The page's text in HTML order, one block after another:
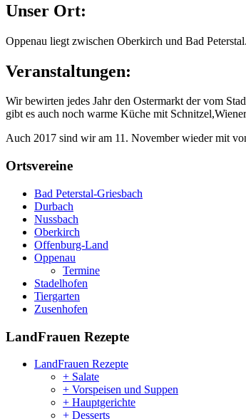
Unser Ort:
Oppenau liegt zwischen Oberkirch und Bad
Veranstaltungen:
Wir bewirten jedes Jahr den Ostermarkt der vom
gibt es auch noch warme Küche mit
Auch 2017 sind wir am 11. November wieder mit
Ortsvereine
Bad Peterstal-Griesbach
Durbach
Nussbach
Oberkirch
Offenburg-Land
Oppenau
Termine
Stadelhofen
Tiergarten
Zusenhofen
LandFrauen Rezepte
LandFrauen Rezepte
+ Salate
+ Vorspeisen und Suppen
+ Hauptgerichte
+ Desserts